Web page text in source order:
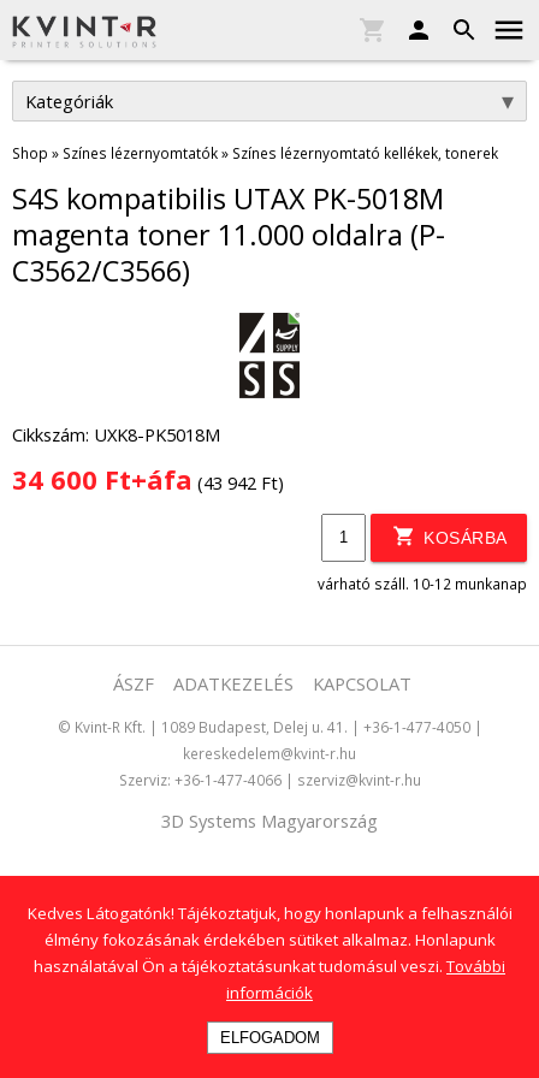
Kategóriák
Shop » Színes lézernyomtatók» Színes lézernyomtató kellékek, tonerek
S4S kompatibilis UTAX PK-5018M
magenta toner 11.000 oldalra (P-
C3562/C3566)
Cikkszám: UXK8-PK5018M
34 600 Ft+áfa (43 942 Ft)
KOSÁRBA
várható száll. 10-12 munkanap
ÁSZF ADATKEZELÉS KAPCSOLAT
© Kvint-R Kft. | 1089 Budapest, Delej u. 41. | +36-1-477-4050|
kereskedelem@kvint-r.hu
Szerviz: +36-1-477-4066| szerviz@kvint-r.hu
3D Systems Magyarország
Kedves Látogatónk! Tájékoztatjuk, hogy honlapunk a felhasználói
élmény fokozásának érdekében sütiket alkalmaz. Honlapunk
használatával Ön a tájékoztatásunkat tudomásul veszi.További
információk
ELFOGADOM